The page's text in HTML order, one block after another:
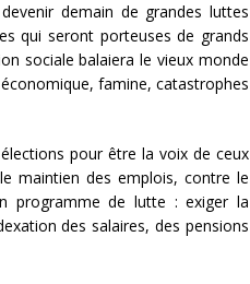
demain de grandes luttes
qui seront porteuses de grands
sociale balaiera le vieux monde
famine, catastrophes
pour être la voix de ceux
maintien des emplois, contre le
programme de lutte : exiger la
des salaires, des pensions